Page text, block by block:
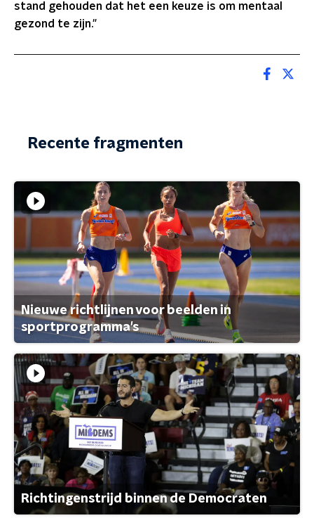
stand gehouden dat het een keuze is om mentaal
gezond te zijn."
Recente fragmenten
Nieuwe richtlijnen voor beelden in
sportprogramma's
Richtingenstrijd binnen de Democraten